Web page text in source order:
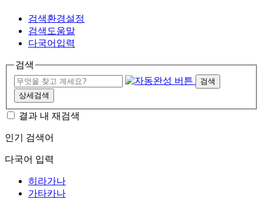
검색환경설정
검색도움말
다국어입력
검색
검색
상세검색
결과 내 재검색
인기 검색어
다국어 입력
히라가나
가타카나